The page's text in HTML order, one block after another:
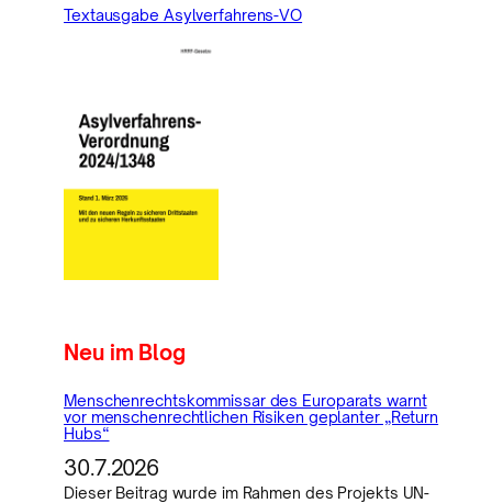
Textausgabe Asylverfahrens-VO
Neu im Blog
Menschenrechtskommissar des Europarats warnt
vor menschenrechtlichen Risiken geplanter „Return
Hubs“
30.7.2026
Dieser Beitrag wurde im Rahmen des Projekts UN-